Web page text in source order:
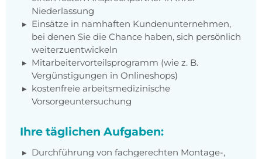
Niederlassung
Einsätze in namhaften Kundenunternehmen,
bei denen Sie die Chance haben, sich persönlich
weiterzuentwickeln
Mitarbeitervorteilsprogramm (wie z. B.
Vergünstigungen in Onlineshops)
kostenfreie arbeitsmedizinische
Vorsorgeuntersuchung
Ihre täglichen Aufgaben:
Durchführung von fachgerechten Montage-,